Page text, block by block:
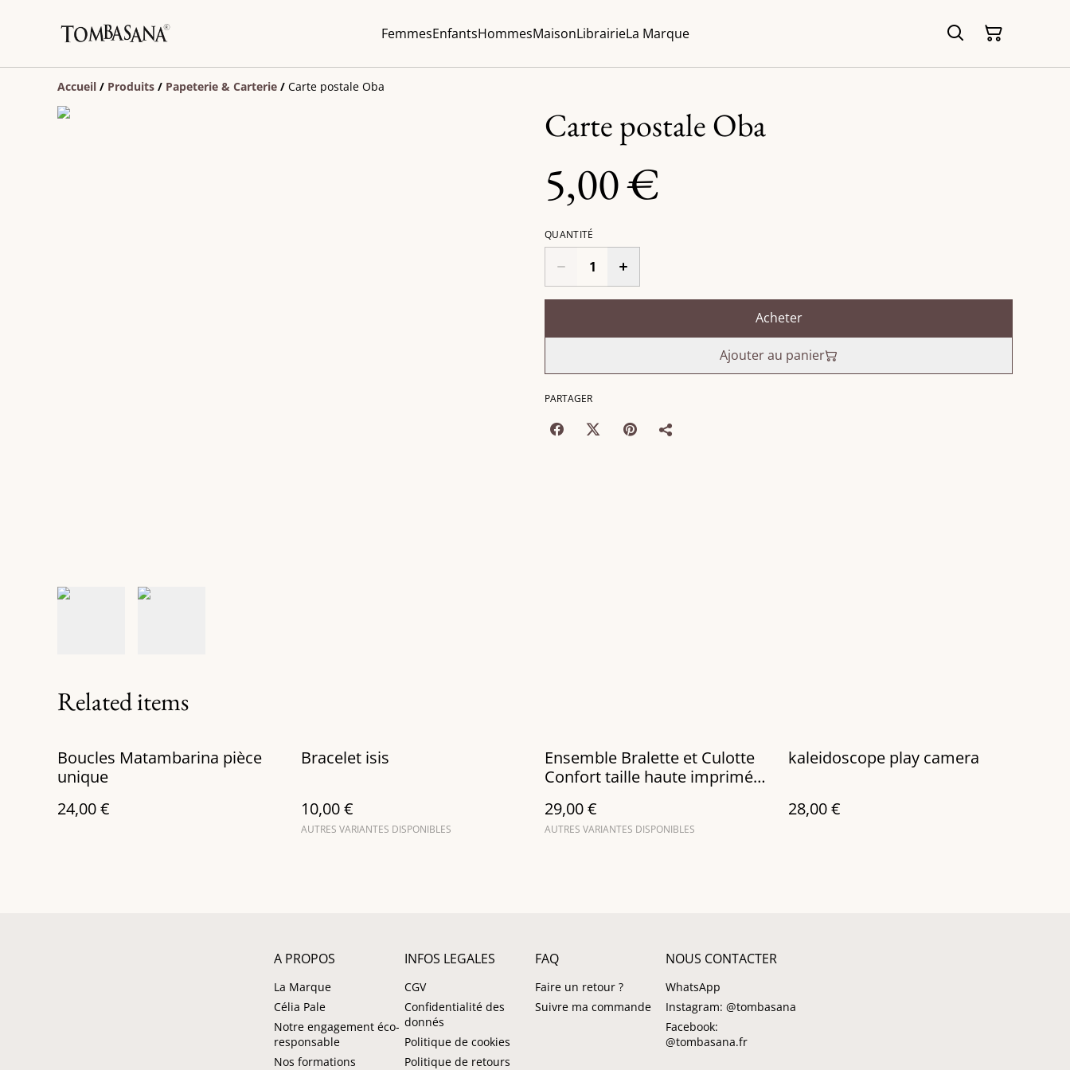
FemmesEnfantsHommesMaisonLibrairieLa Marque
Accueil / Produits / Papeterie & Carterie / Carte postale Oba
Carte postale Oba
5,00 €
QUANTITÉ
Acheter
Ajouter au panier
PARTAGER
Related items
Boucles Matambarina pièce
unique
24,00 €
Bracelet isis
10,00 €
AUTRES VARIANTES DISPONIBLES
Ensemble Bralette et Culotte
Confort taille haute imprimé
29,00 €
AUTRES VARIANTES DISPONIBLES
kaleidoscope play camera
28,00 €
A PROPOS
La Marque
Célia Pale
Notre engagement éco-
responsable
Nos formations
INFOS LEGALES
CGV
Confidentialité des
donnés
Politique de cookies
Politique de retours
FAQ
Faire un retour ?
Suivre ma commande
NOUS CONTACTER
WhatsApp
Instagram: @tombasana
Facebook:
@tombasana.fr